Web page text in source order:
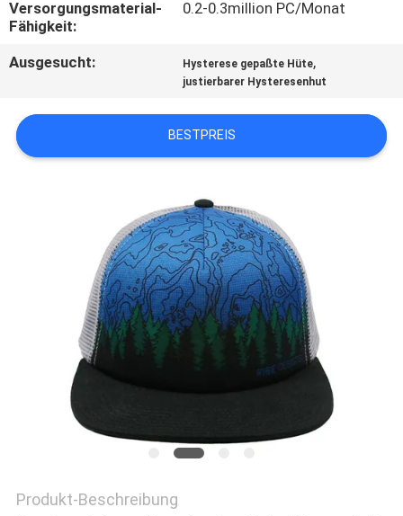
NACHRICHTEN
FÄLLE
Versorgungsmaterial-
Fähigkeit:
0.2-0.3million PC/Monat
Ausgesucht: Hysterese gepaßte Hüte,
justierbarer Hysteresenhut
BESTPREIS
Produkt-Beschreibung